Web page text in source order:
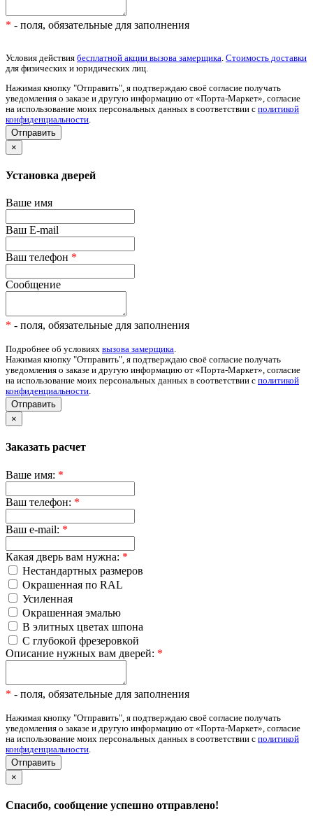
* - поля, обязательные для заполнения
Условия действия бесплатной акции вызова замерщика Стоимость доставки
для физических и юридических лиц.
Нажимая кнопку "Отправить", я подтверждаю своё согласие получать
уведомления о заказе и другую информацию от «Порта-Маркет», согласие
на использование моих персональных данных в соответствии с политикой
конфиденциальности
×
Установка дверей
Ваше имя
Ваш E-mail
Ваш телефон *
Сообщение
* - поля, обязательные для заполнения
Подробнее об условиях вызова замерщика.
Нажимая кнопку "Отправить", я подтверждаю своё согласие получать
уведомления о заказе и другую информацию от «Порта-Маркет», согласие
на использование моих персональных данных в соответствии с политикой
конфиденциальности.
Отправить
×
Заказать расчет
Ваше имя: *
Ваш телефон: *
Ваш e-mail: *
Какая дверь вам нужна: *
Нестандартных размеров
Окрашенная по RAL
Усиленная
Окрашенная эмалью
В элитных цветах шпона
С глубокой фрезеровкой
Описание нужных вам дверей: *
* - поля, обязательные для заполнения
Нажимая кнопку "Отправить", я подтверждаю своё согласие получать
уведомления о заказе и другую информацию от «Порта-Маркет», согласие
на использование моих персональных данных в соответствии с политикой
конфиденциальности
×
Спасибо, сообщение успешно отправлено!